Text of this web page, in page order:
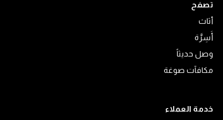
تصفح
أثاث
أَسِرَّة
وصل حديثاً
مكافآت صوغة
خدمة العملاء